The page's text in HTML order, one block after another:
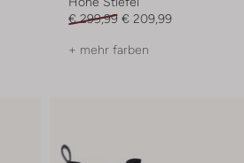
€ 299,99 € 209,99
+ mehr farben